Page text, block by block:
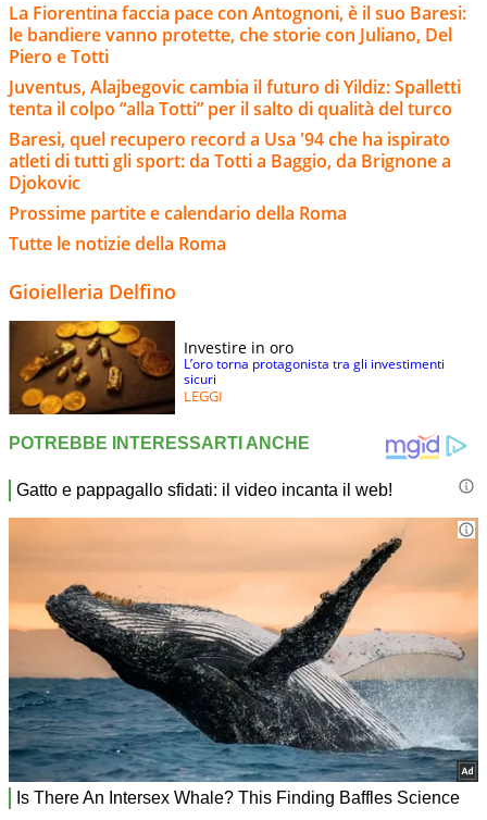
La Fiorentina faccia pace con Antognoni, è il suo Baresi:
le bandiere vanno protette, che storie con Juliano, Del
Piero e Totti
Juventus, Alajbegovic cambia il futuro di Yildiz: Spalletti
tenta il colpo “alla Totti” per il salto di qualità del turco
Baresi, quel recupero record a Usa '94 che ha ispirato
atleti di tutti gli sport: da Totti a Baggio, da Brignone a
Djokovic
Prossime partite e calendario della Roma
Tutte le notizie della Roma
Gioielleria Delfino
Investire in oro
L’oro torna protagonista tra gli investimenti
sicuri
LEGGI